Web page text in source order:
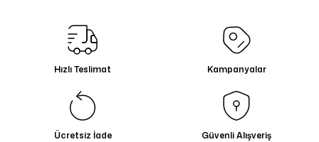
Hızlı Teslimat Kampanyalar
Ücretsiz İade Güvenli Alışveriş